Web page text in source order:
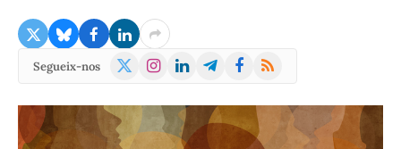
Segueix-nos
X
Instagram
LinkedInTelegramFacebook
RSS